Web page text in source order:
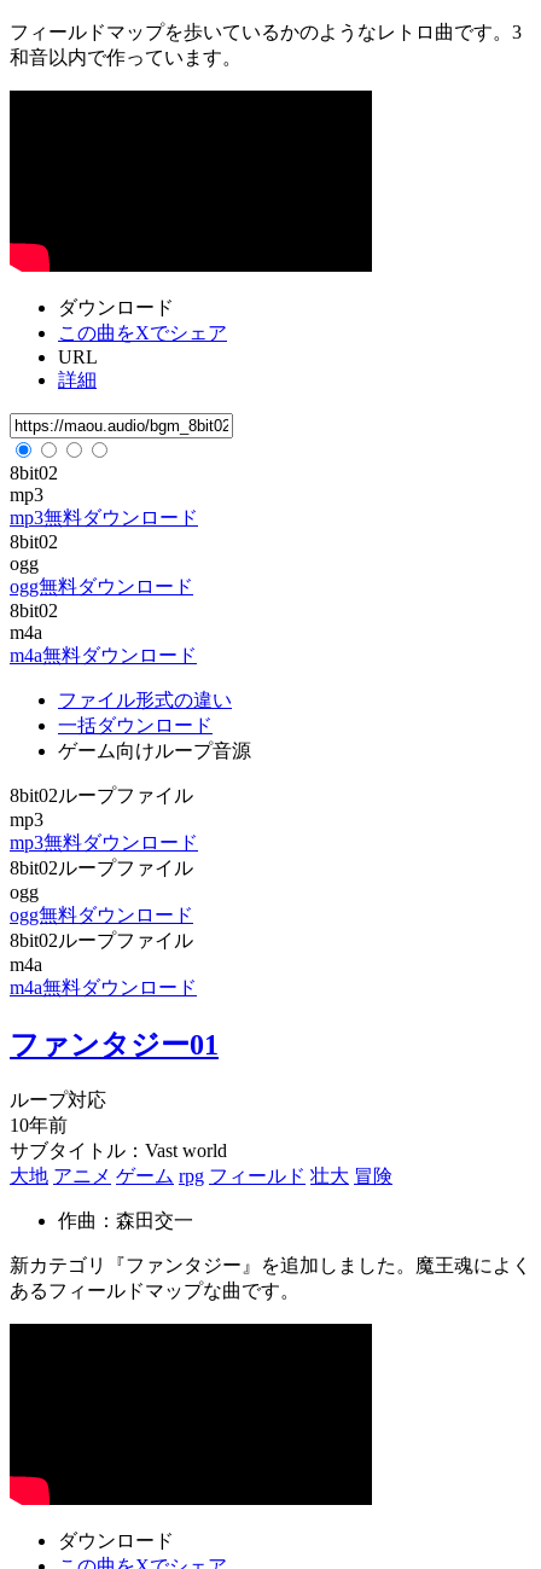
フィールドマップを歩いているかのようなレトロ曲です。3
和音以内で作っています。
ダウンロード
この曲をXでシェア
URL
詳細
8bit02
mp3
mp3無料ダウンロード
8bit02
ogg
ogg無料ダウンロード
8bit02
m4a
m4a無料ダウンロード
ファイル形式の違い
一括ダウンロード
ゲーム向けループ音源
8bit02ループファイル
mp3
mp3無料ダウンロード
8bit02ループファイル
ogg
ogg無料ダウンロード
8bit02ループファイル
m4a
m4a無料ダウンロード
ファンタジー01
ループ対応
10年前
サブタイトル：Vast world
大地 アニメ ゲーム rpg フィールド 壮大 冒険
作曲：森田交一
新カテゴリ『ファンタジー』を追加しました。魔王魂によく
あるフィールドマップな曲です。
ダウンロード